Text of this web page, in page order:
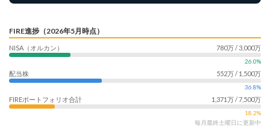
FIRE進捗（2026年5月時点）
NISA（オルカン） 780万 / 3,000万
26.0%
配当株 552万 / 1,500万
36.8%
FIREポートフォリオ合計 1,371万 / 7,500万
18.2%
毎月最終土曜日に更新中